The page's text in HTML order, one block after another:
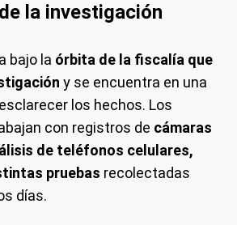
la investigación
bajo la órbita de la fiscalía que
y se encuentra en una
los hechos. Los
con registros de cámaras
de teléfonos celulares,
pruebas recolectadas
días.